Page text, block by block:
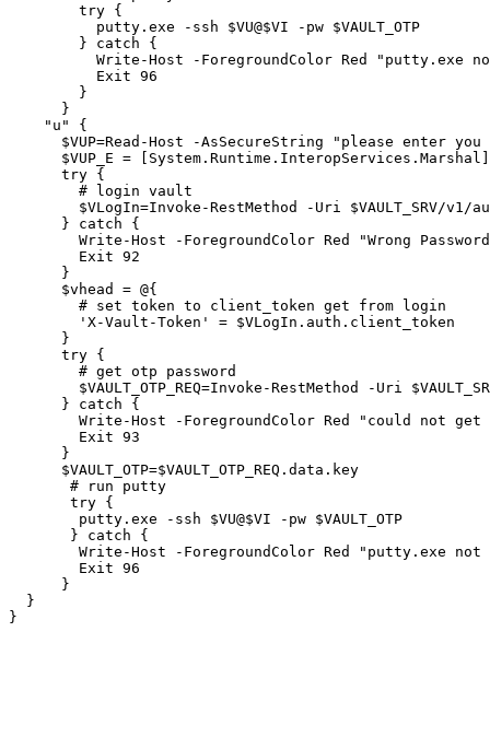
        try {
          putty.exe -ssh $VU@$VI -pw $VAULT_OTP
        } catch {
Write-Host -ForegroundColor Red "putty.exe
          Exit 96
        }
      }
    "u" {
$VUP=Read-Host -AsSecureString "please enter you
$VUP_E =
      try {
        # login vault
$VLogIn=Invoke-RestMethod -Uri $VAULT_SRV/v1/
      } catch {
Write-Host -ForegroundColor Red "Wrong
        Exit 92
      }
      $vhead = @{
        # set token to client_token get from login
        'X-Vault-Token' = $VLogIn.auth.client_token
      }
      try {
        # get otp password
$VAULT_OTP_REQ=Invoke-RestMethod -Uri
      } catch {
Write-Host -ForegroundColor Red "could not get
        Exit 93
      }
      $VAULT_OTP=$VAULT_OTP_REQ.data.key
       # run putty
       try {
        putty.exe -ssh $VU@$VI -pw $VAULT_OTP
       } catch {
Write-Host -ForegroundColor Red "putty.exe
        Exit 96
      }
  }
}